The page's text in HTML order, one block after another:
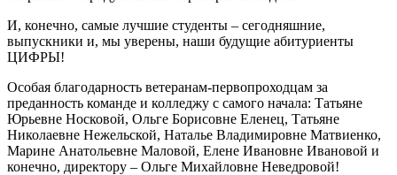
И, конечно, самые лучшие студенты – сегодняшние,
выпускники и, мы уверены, наши будущие абитуриенты
ЦИФРЫ!
Особая благодарность ветеранам-первопроходцам за
преданность команде и колледжу с самого начала: Татьяне
Юрьевне Носковой, Ольге Борисовне Еленец, Татьяне
Николаевне Нежельской, Наталье Владимировне Матвиенко,
Марине Анатольевне Маловой, Елене Ивановне Ивановой и
конечно, директору – Ольге Михайловне Неведровой!